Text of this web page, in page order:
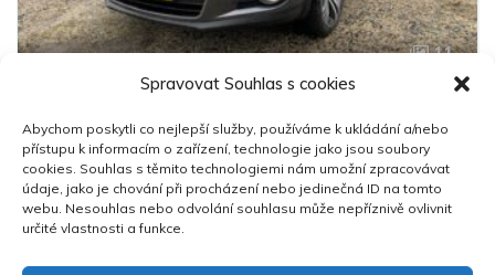
Spravovat Souhlas s cookies
Abychom poskytli co nejlepší služby, používáme k ukládání a/nebo
přístupu k informacím o zařízení, technologie jako jsou soubory
cookies. Souhlas s těmito technologiemi nám umožní zpracovávat
údaje, jako je chování při procházení nebo jedinečná ID na tomto
webu. Nesouhlas nebo odvolání souhlasu může nepříznivě ovlivnit
určité vlastnosti a funkce.
11
299 000 Kč
2014 204,000 km Manuální
Nafta
Pohon 4x4